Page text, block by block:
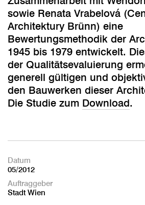
sowie Renata Vrabelová
Architektury Brünn) eine
Bewertungsmethodik der
1945 bis 1979 entwickelt.
der Qualitätsevaluierung
generell gültigen und
den Bauwerken dieser
Die Studie zum Download.
Datum
05/2012
Auftraggeber
Stadt Wien